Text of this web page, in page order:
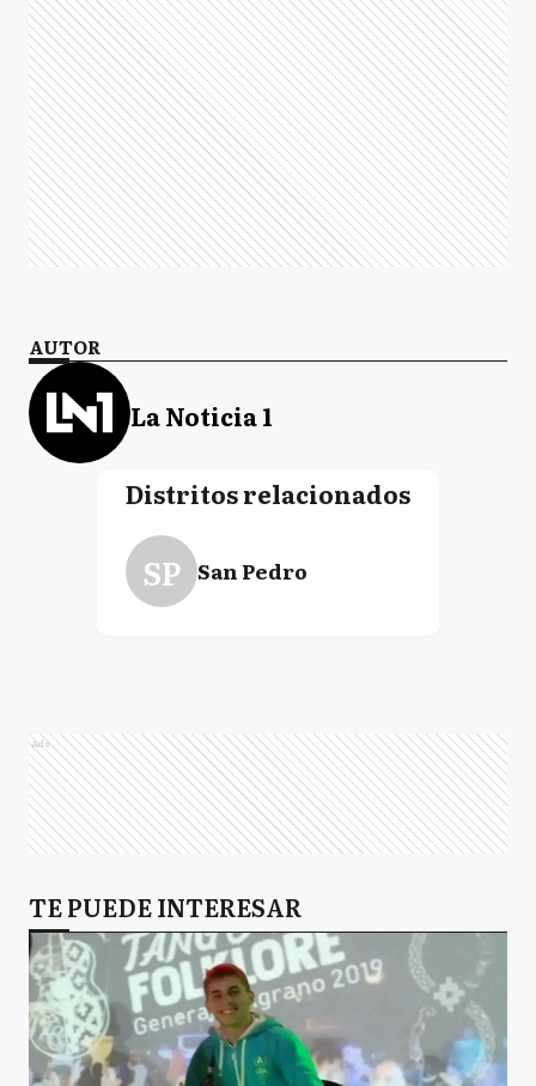
AUTOR
La Noticia 1
Distritos relacionados
SP San Pedro
Ads
TE PUEDE INTERESAR